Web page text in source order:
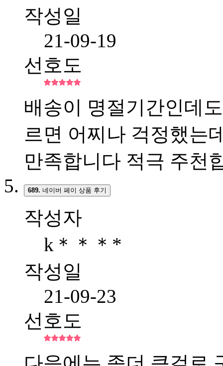
작성일
21-09-19
선호도
배송이 명절기간인데
르면 어찌나 걱정했는
만족합니다 적극 주천
689. 네이버 페이 상품 후기
작성자
k＊＊＊*
작성일
21-09-23
선호도